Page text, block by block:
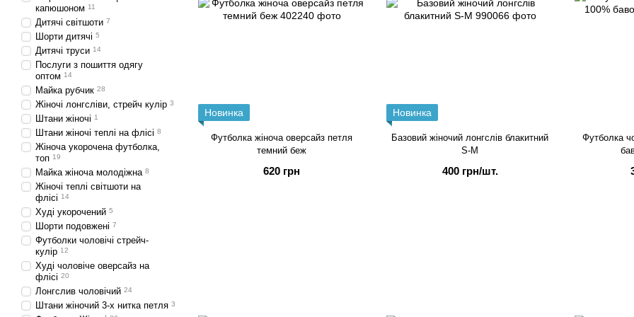
Новинка
Футболка жіноча оверсайз петля
темний беж
620 грн
Новинка
Базовий жіночий лонгслів блакитний
S-M
400 грн/шт.
Футболка
капюшоном 11
Дитячі світшоти 7
Шорти дитячі 5
Дитячі труси 14
Послуги з пошиття одягу
оптом 14
Майка рубчик 28
Жіночі лонгсліви, стрейч кулір 3
Штани жіночі 1
Штани жіночі теплі на флісі 8
Жіноча укорочена футболка,
топ 19
Майка жіноча молодіжна 8
Жіночі теплі світшоти на
флісі 14
Худі укорочений 5
Шорти подовжені 7
Футболки чоловічі стрейч-
кулір 12
Худі чоловіче оверсайз на
флісі 20
Лонгслив чоловічий 24
Штани жіночий 3-х нитка петля 3